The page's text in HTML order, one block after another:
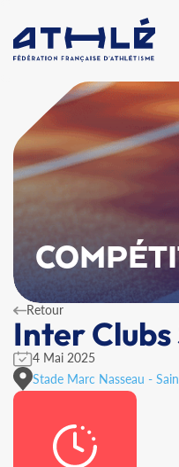
Retour
Inter Clubs
4 Mai 2025
Stade Marc Nasseau -